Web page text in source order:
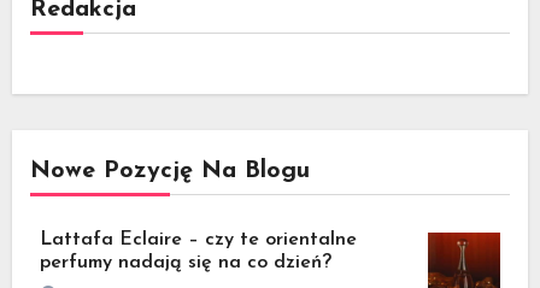
Redakcja
Nowe Pozycję Na Blogu
Lattafa Eclaire – czy te orientalne
perfumy nadają się na co dzień?